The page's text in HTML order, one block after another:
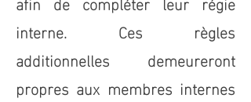
interne. Ces règles
additionnelles demeureront
propres aux membres internes